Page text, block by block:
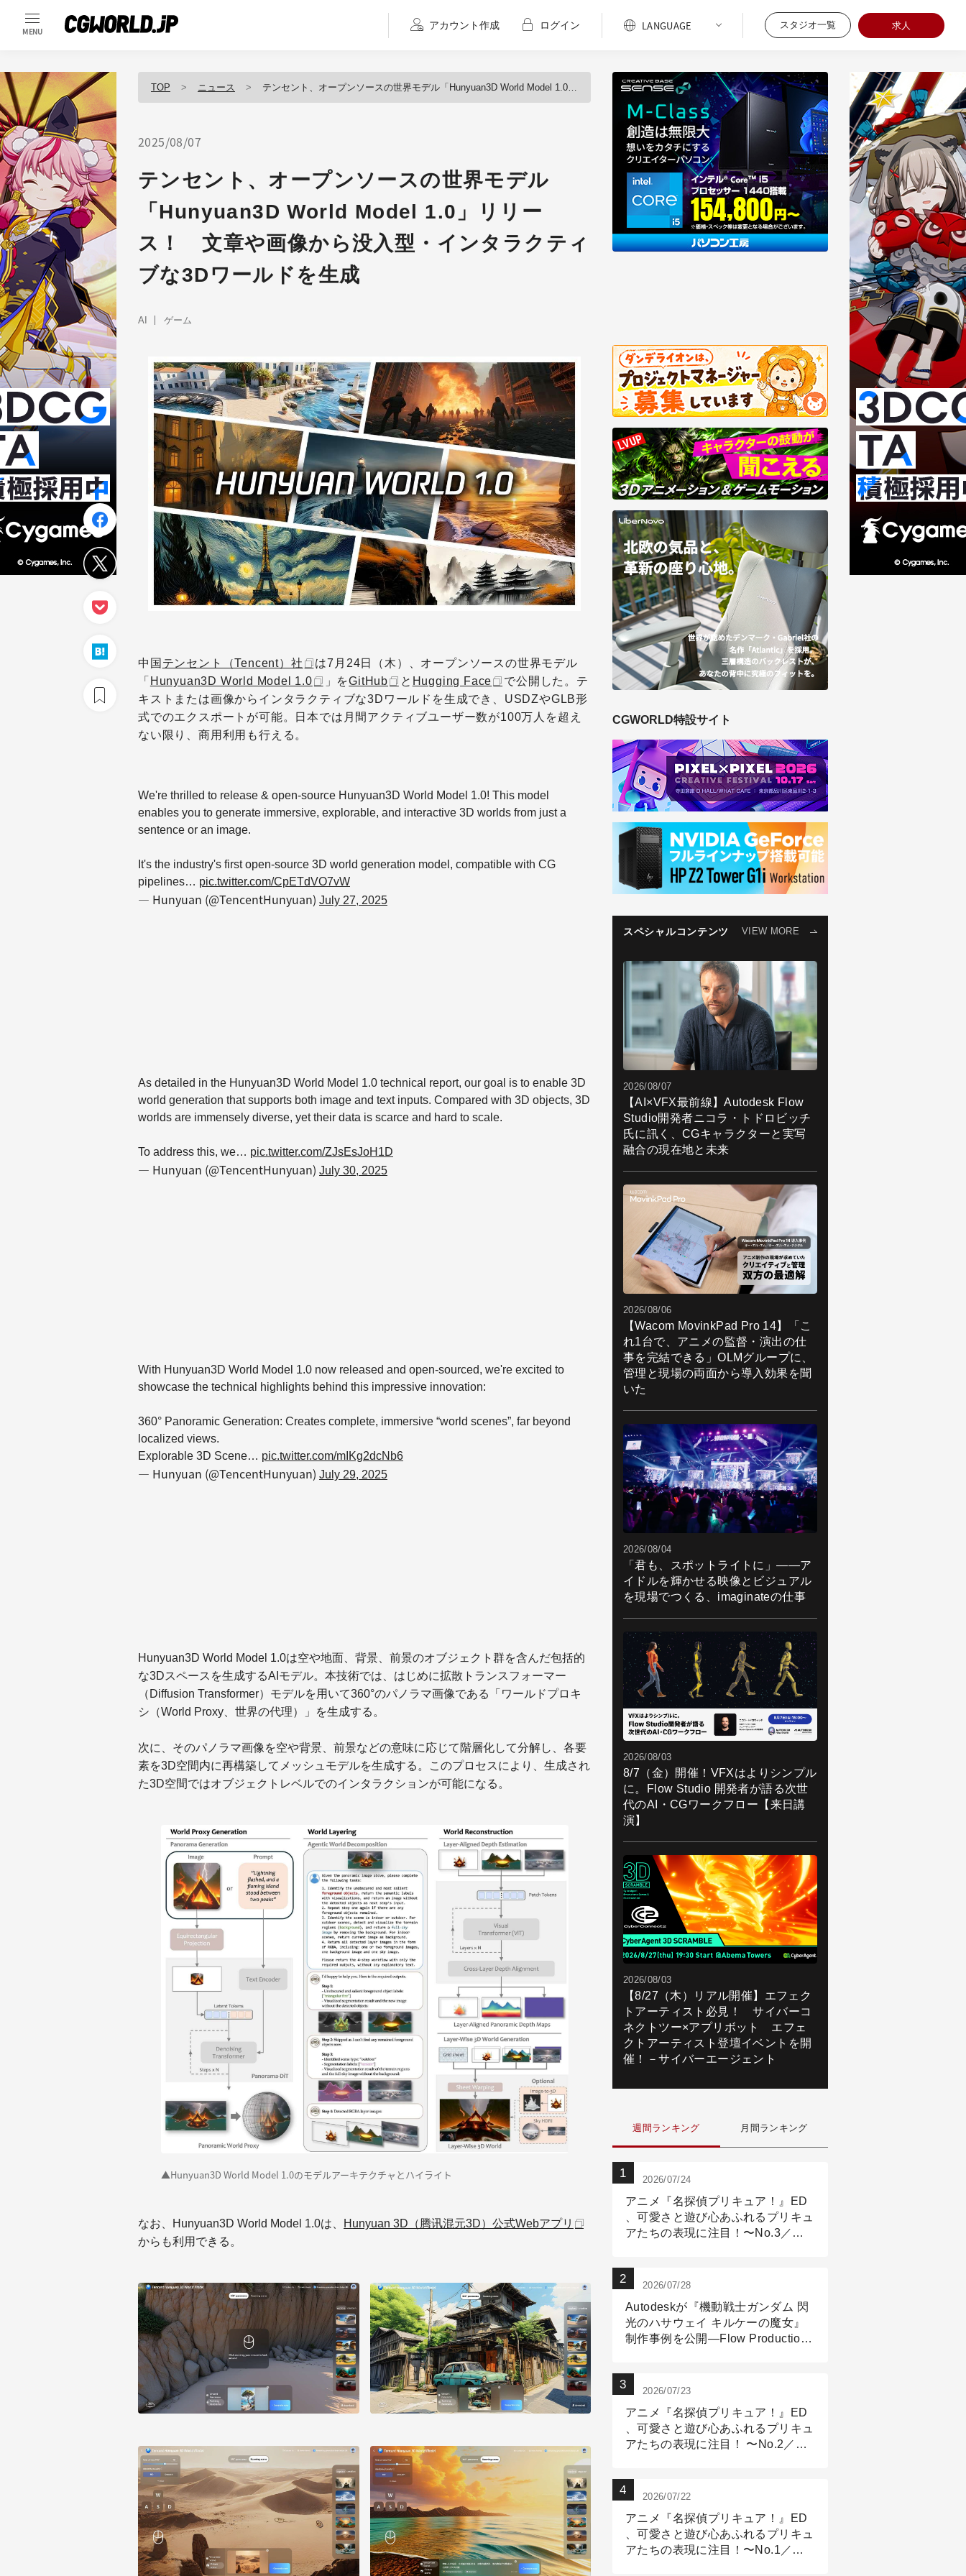
MENU
アカウント作成 ログイン スタジオ一覧 求人
TOP ニュース テンセント、オープンソースの世界モデル「Hunyuan3D World Model 1.0」リリース！ 文章や画像から没入型・インタラクティブな3Dワールドを生成
2025/08/07
テンセント、オープンソースの世界モデル
「Hunyuan3D World Model 1.0」リリー
ス！ 文章や画像から没入型・インタラクティ
ブな3Dワールドを生成
AI ゲーム
中国 テンセント（Tencent）社
は7月24日（木）、オープンソースの世界モデル
「 Hunyuan3D World Model 1.0 」をGitHub と Hugging Face
で公開した。テ
キストまたは画像からインタラクティブな3Dワールドを生成でき、USDZやGLB形
式でのエクスポートが可能。日本では月間アクティブユーザー数が100万人を超え
ない限り、商用利用も行える。
We're thrilled to release & open-source Hunyuan3D World Model 1.0! This model
enables you to generate immersive, explorable, and interactive 3D worlds from just a
sentence or an image.
It's the industry's first open-source 3D world generation model, compatible with CG
pipelines… pic.twitter.com/CpETdVO7vW
— Hunyuan (@TencentHunyuan) July 27, 2025
As detailed in the Hunyuan3D World Model 1.0 technical report, our goal is to enable 3D
world generation that supports both image and text inputs. Compared with 3D objects, 3D
worlds are immensely diverse, yet their data is scarce and hard to scale.
To address this, we… pic.twitter.com/ZJsEsJoH1D
— Hunyuan (@TencentHunyuan) July 30, 2025
With Hunyuan3D World Model 1.0 now released and open-sourced, we're excited to
showcase the technical highlights behind this impressive innovation:
360° Panoramic Generation: Creates complete, immersive “world scenes”, far beyond
localized views.
Explorable 3D Scene… pic.twitter.com/mIKg2dcNb6
— Hunyuan (@TencentHunyuan) July 29, 2025
Hunyuan3D World Model 1.0は空や地面、背景、前景のオブジェクト群を含んだ包括的
な3Dスペースを生成するAIモデル。本技術では、はじめに拡散トランスフォーマー
（Diffusion Transformer）モデルを用いて360°のパノラマ画像である「ワールドプロキ
シ（World Proxy、世界の代理）」を生成する。
次に、そのパノラマ画像を空や背景、前景などの意味に応じて階層化して分解し、各要
素を3D空間内に再構築してメッシュモデルを生成する。このプロセスにより、生成され
た3D空間ではオブジェクトレベルでのインタラクションが可能になる。
▲Hunyuan3D World Model 1.0のモデルアーキテクチャとハイライト
なお、Hunyuan3D World Model 1.0は、
Hunyuan 3D（腾讯混元3D）公式Webアプリ
からも利用できる。
CGWORLD特設サイト
スペシャルコンテンツ VIEW MORE
2026/08/07
【AI×VFX最前線】Autodesk Flow
Studio開発者ニコラ・トドロビッチ
氏に訊く、CGキャラクターと実写
融合の現在地と未来
2026/08/06
【Wacom MovinkPad Pro 14】「こ
れ1台で、アニメの監督・演出の仕
事を完結できる」OLMグループに、
管理と現場の両面から導入効果を聞
いた
2026/08/04
「君も、スポットライトに」――ア
イドルを輝かせる映像とビジュアル
を現場でつくる、imaginateの仕事
2026/08/03
8/7（金）開催！VFXはよりシンプル
に。Flow Studio 開発者が語る次世
代のAI・CGワークフロー【来日講
演】
2026/08/03
【8/27（木）リアル開催】エフェク
トアーティスト必見！ サイバーコ
ネクトツー×アプリボット エフェ
クトアーティスト登壇イベントを開
催！－サイバーエージェント
週間ランキング 月間ランキング
2026/07/24
アニメ『名探偵プリキュア！』ED
、可愛さと遊び心あふれるプリキュ
アたちの表現に注目！〜No.3／ア
2026/07/28
Autodeskが『機動戦士ガンダム 閃
光のハサウェイ キルケーの魔女』
制作事例を公開―Flow Production
2026/07/23
アニメ『名探偵プリキュア！』ED
、可愛さと遊び心あふれるプリキュ
アたちの表現に注目！ 〜No.2／モ
2026/07/22
アニメ『名探偵プリキュア！』ED
、可愛さと遊び心あふれるプリキュ
アたちの表現に注目！〜No.1／演